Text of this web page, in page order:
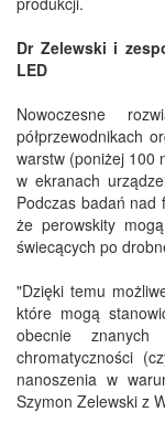
Dr Zelewski i
LED
Nowoczesne
półprzewodnikach
warstw (poniżej 100
w ekranach
Podczas badań nad
że perowskity
świecących po
"Dzięki temu
które mogą
obecnie znanych
chromatyczności
nanoszenia w
Szymon Zelewski z